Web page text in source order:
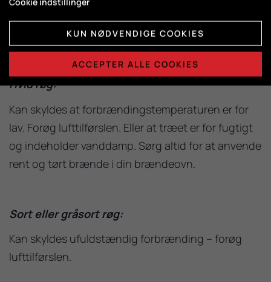
gløder. Der må ikke være synlige flammer.
Hvid røg:
Kan skyldes at forbrændingstemperaturen er for
lav. Forøg lufttilførslen. Eller at træet er for fugtigt
og indeholder vanddamp. Sørg altid for at anvende
rent og tørt brænde i din brændeovn.
Sort eller gråsort røg:
Kan skyldes ufuldstændig forbrænding – forøg
lufttilførslen.
KUN NØDVENDIGE COOKIES
ACCEPTER ALLE COOKIES